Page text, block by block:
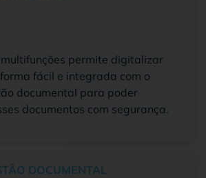
permite digitalizar
fácil e integrada com o
documental para poder
documentos com segurança.
DOCUMENTAL